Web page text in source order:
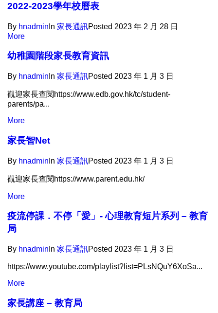
2022-2023學年校曆表
By hnadmin In 家長通訊​Posted 2023 年 2 月 28 日
More
幼稚園階段家長教育資訊
By hnadmin In 家長通訊​Posted 2023 年 1 月 3 日
觀迎家長查閱https://www.edb.gov.hk/tc/student-
parents/pa...
More
家長智Net
By hnadmin In 家長通訊​Posted 2023 年 1 月 3 日
觀迎家長查閱https://www.parent.edu.hk/
More
疫流停課．不停「愛」- 心理教育短片系列 – 教育
局
By hnadmin In 家長通訊​Posted 2023 年 1 月 3 日
https://www.youtube.com/playlist?list=PLsNQuY6XoSa...
More
家長講座 – 教育局